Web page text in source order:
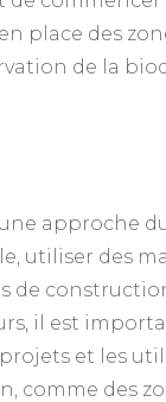
place des
de la
approche
utiliser des
de
il est
et les
comme des